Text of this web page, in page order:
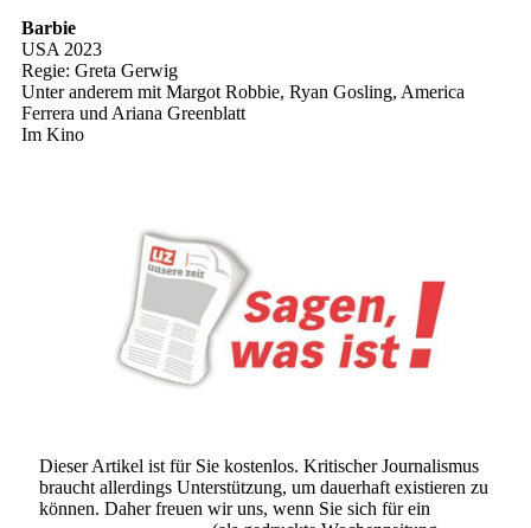
Barbie
USA 2023
Regie: Greta Gerwig
Unter anderem mit Margot Robbie, Ryan Gosling, America
Ferrera und Ariana Greenblatt
Im Kino
Dieser Artikel ist für Sie kostenlos. Kritischer Journalismus
braucht allerdings Unterstützung, um dauerhaft existieren zu
können. Daher freuen wir uns, wenn Sie sich für ein